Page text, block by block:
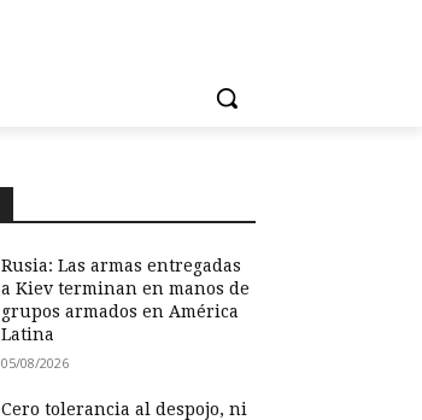
Rusia: Las armas entregadas
a Kiev terminan en manos de
grupos armados en América
Latina
05/08/2026
Cero tolerancia al despojo, ni